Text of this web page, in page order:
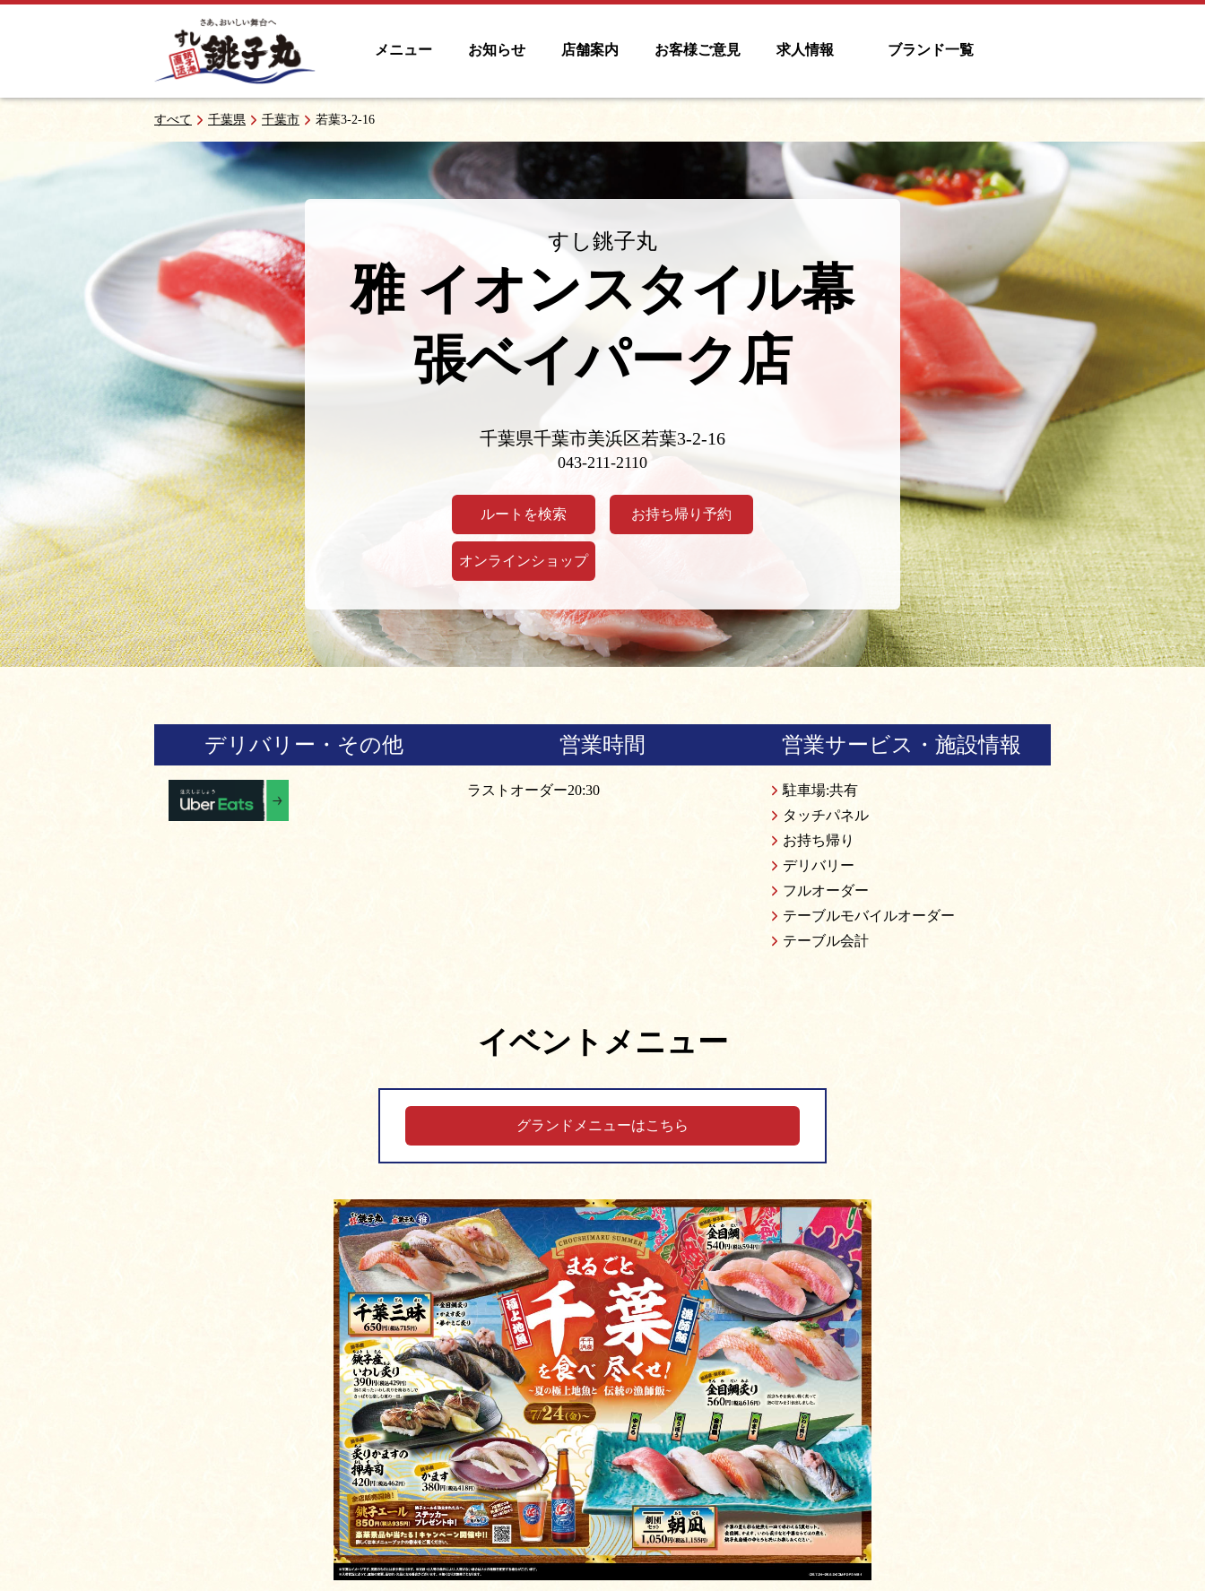
メニュー お知らせ 店舗案内 お客様ご意見 求人情報 ブランド一覧
すべて 千葉県 千葉市 若葉3-2-16
すし銚子丸
雅 イオンスタイル幕
張ベイパーク店
千葉県千葉市美浜区若葉3-2-16
043-211-2110
ルートを検索 お持ち帰り予約
オンラインショップ
デリバリー・その他 営業時間
ラストオーダー20:30
営業サービス・施設情報
駐車場:共有
タッチパネル
お持ち帰り
デリバリー
フルオーダー
テーブルモバイルオーダー
テーブル会計
イベントメニュー
グランドメニューはこちら